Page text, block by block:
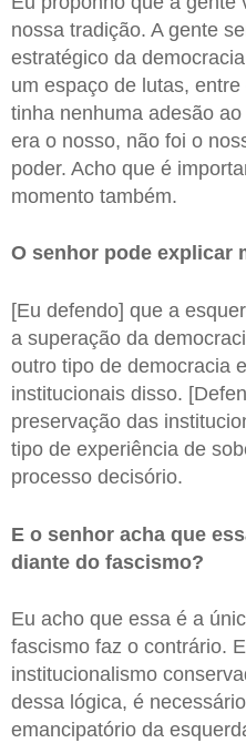
nossa tradição. A gente
estratégico da
um espaço de lutas,
tinha nenhuma adesão
era o nosso, não foi o
poder. Acho que é
momento também.
O senhor pode explicar
[Eu defendo] que a
a superação da
outro tipo de democracia
institucionais disso.
preservação das
tipo de experiência de
processo decisório.
E o senhor acha que
diante do fascismo?
Eu acho que essa é a
fascismo faz o contrário.
institucionalismo
dessa lógica, é
emancipatório da